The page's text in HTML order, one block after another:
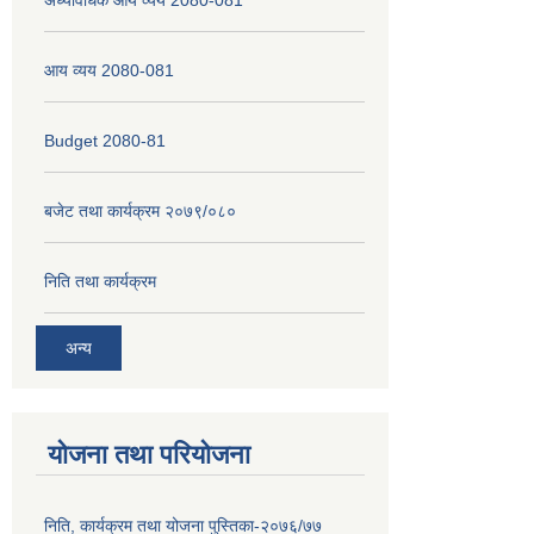
आय व्यय 2080-081
Budget 2080-81
बजेट तथा कार्यक्रम २०७९/०८०
निति तथा कार्यक्रम
अन्य
योजना तथा परियोजना
निति, कार्यक्रम तथा योजना पुस्तिका-२०७६/७७